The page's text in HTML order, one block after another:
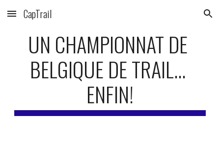
Skip to main content Skip to navigation
CapTrail
UN CHAMPIONNAT DE
BELGIQUE DE TRAIL...
ENFIN!